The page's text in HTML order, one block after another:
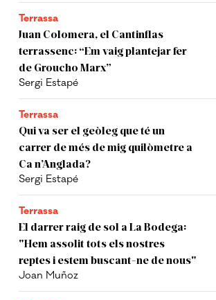
Terrassa
Juan Colomera, el Cantinflas
terrassenc: “Em vaig plantejar fer
de Groucho Marx”
Sergi Estapé
Terrassa
Qui va ser el geòleg que té un
carrer de més de mig quilòmetre a
Ca n’Anglada?
Sergi Estapé
Terrassa
El darrer raig de sol a La Bodega:
"Hem assolit tots els nostres
reptes i estem buscant-ne de nous"
Joan Muñoz